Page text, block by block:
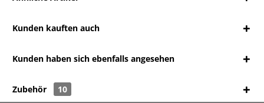
Kunden kauften auch
Kunden haben sich ebenfalls angesehen
Zubehör 10